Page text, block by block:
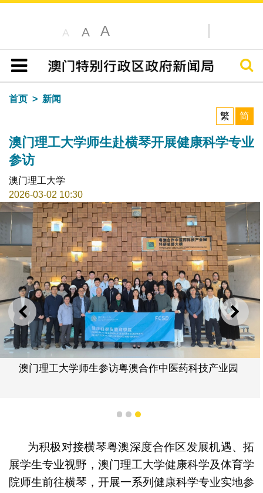
A A A
目录
搜寻
首页
新闻
繁
简
澳门理工大学师生赴横琴开展健康科学专业
参访
澳门理工大学
2026-03-02 10:30
上一则 下一
澳门理工大学师生参访粤澳合作中医药科技产业园
1 2 3
为积极对接横琴粤澳深度合作区发展机遇、拓
展学生专业视野，澳门理工大学健康科学及体育学
院师生前往横琴，开展一系列健康科学专业实地参